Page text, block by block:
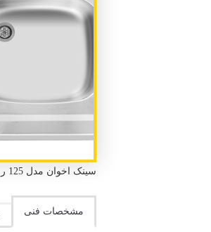
سینک اخوان مدل 125 روکار راست استیل - نیمه فانتزی روکار 1 لگن 1 سینی طول 100 سانتیمتر عرض 60 سانتیمتر
مشخصات فنی